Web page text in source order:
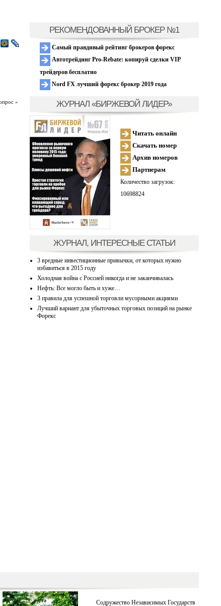
»
РЕКОМЕНДОВАННЫЙ БРОКЕР №1
Самый правдивый рейтинг брокеров форекс
Автотрейдинг Pro-Rebate: копируй сделки VIP
трейдеров бесплатно
Nord FX лучший форекс брокер 2019 года
ЖУРНАЛ «БИРЖЕВОЙ ЛИДЕР»
Читать онлайн
Скачать номер
Архив номеров
Партнерам
Количество загрузок:
10698824
ЖУРНАЛ, ИНТЕРЕСНЫЕ СТАТЬИ
3 вредные инвестиционные привычки, от которых нужно
избавиться в 2015 году
Холодная война с Россией никогда и не заканчивалась
Нефть: Все могло быть и хуже…
3 правила для успешной торговли мусорными акциями
Лучший вариант для убыточных торговых позиций на рынке
Форекс
Содружество Независимых Государств